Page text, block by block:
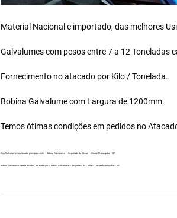
Material Nacional e importado, das melhores
Galvalumes com pesos entre 7 a 12 Toneladas
Fornecimento no atacado por Kilo / Tonelada.
Bobina Galvalumecom Largura de 1200mm.
Temos ótimas condições em pedidos no
Aço Galvalume no atacado, principalmente – Bobina Galvalume – Importada da China – Cidade Morungaba – SP.
Bobina Galvalume carreta fechada, por exemplo – Bobina Galvalume – Importada da China – Cidade Morungaba – SP.